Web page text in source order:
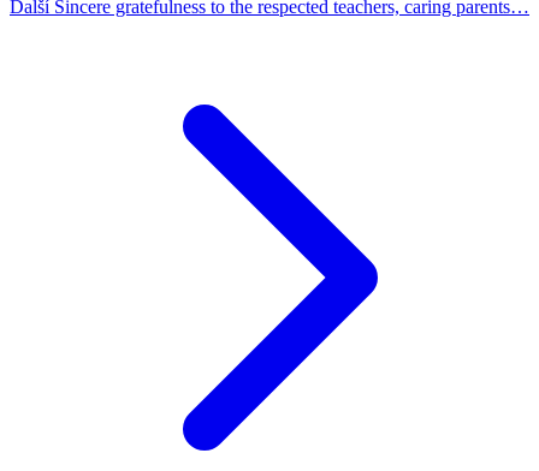
Další Sincere gratefulness to the respected teachers, caring parents…